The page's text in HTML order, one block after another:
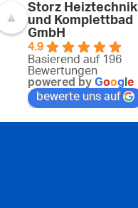
Storz Heiztechnik
und Komplettbad
GmbH
4.9
Basierend auf 196
Bewertungen
powered by Goog e
bewerte uns auf